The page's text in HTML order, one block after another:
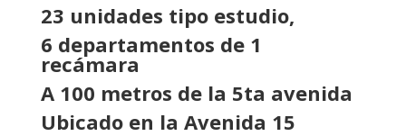
23 unidades tipo estudio,
6 departamentos de 1
recámara
A 100 metros de la 5ta avenida
Ubicado en la Avenida 15